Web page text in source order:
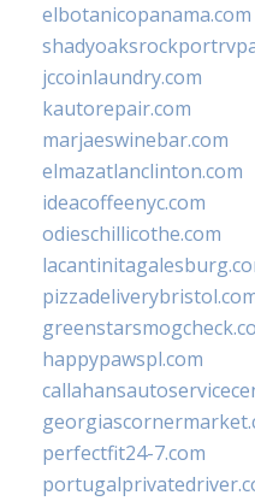
elbotanicopanama.com
jccoinlaundry.com
kautorepair.com
marjaeswinebar.com
elmazatlanclinton.com
ideacoffeenyc.com
odieschillicothe.com
happypawspl.com
perfectfit24-7.com